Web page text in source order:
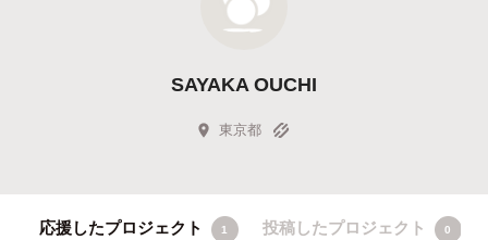
SAYAKA OUCHI
東京都
応援したプロジェクト 1 投稿したプロジェクト 0